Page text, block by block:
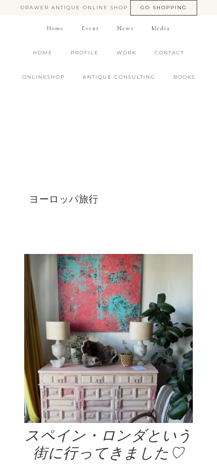
DRAWER ANTIQUE ONLINE SHOP GO SHOPPING
Home Event News Media
HOME PROFILE WORK CONTACT
ONLINESHOP ANTIQUE CONSULTING BOOKS
ヨーロッパ旅行
スペイン・ロンダという
街に行ってきました♡